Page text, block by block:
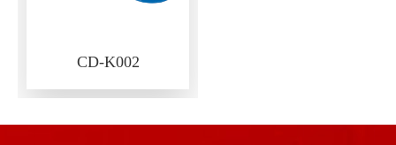
CD-K002